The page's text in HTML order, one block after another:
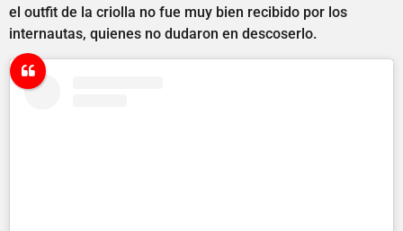
el outfit de la criolla no fue muy bien recibido por los
internautas, quienes no dudaron en descoserlo.